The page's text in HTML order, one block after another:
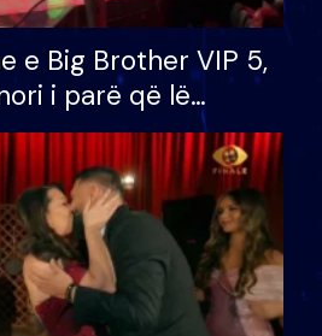
e Big Brother VIP 5,
i parë që lë
mundësinë për
e madh